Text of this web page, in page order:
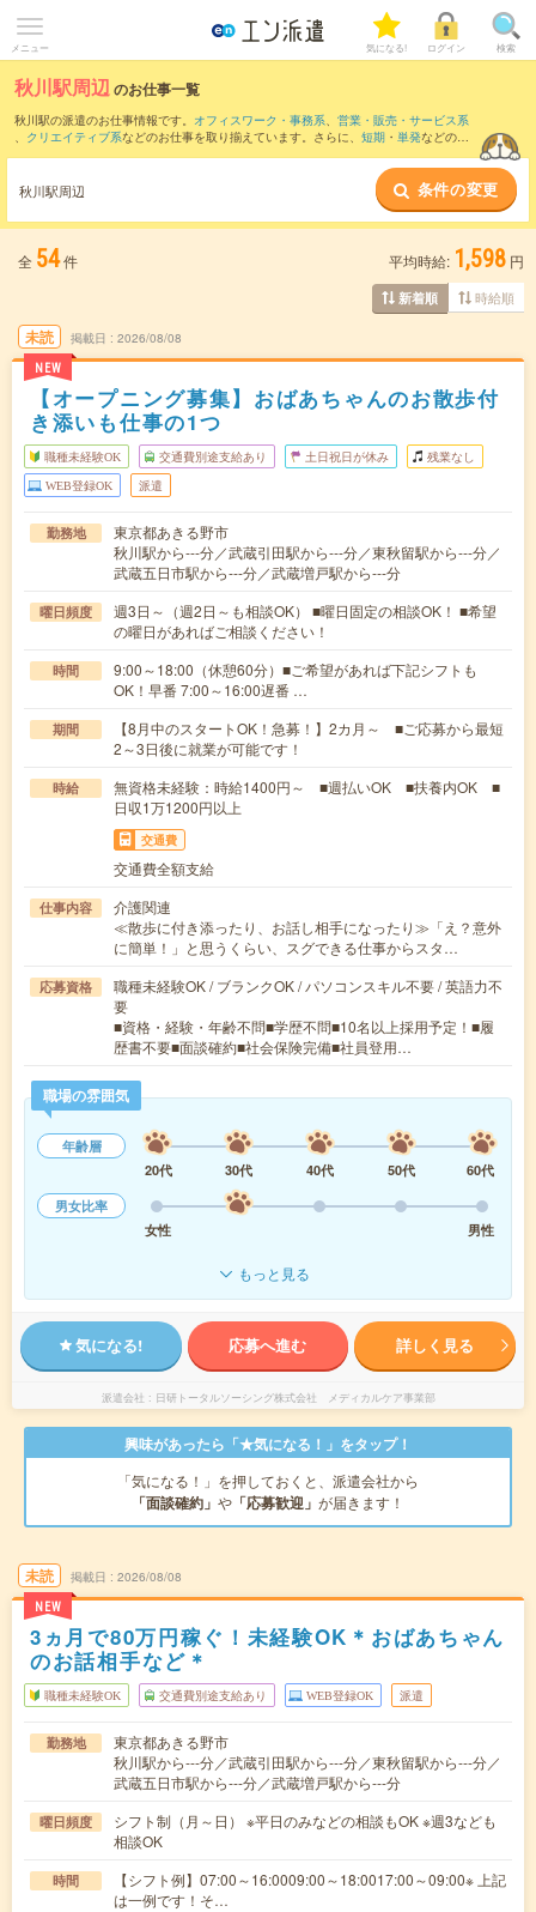
メニュー 気になる! ログイン 検索
秋川駅周辺のお仕事一覧
秋川駅の派遣のお仕事情報です。 オフィスワーク・事務系、 営業・販売・サービス系
、 クリエイティブ系などのお仕事を取り揃えています。さらに、 短期 ・ 単発などの期
また、立川駅 立川北駅
など近隣駅のお仕
事もご確認いただけます。
秋川駅周辺 条件の変更
全 54件 平均時給: 1,598 円
新着順 時給順
未読
NEW
掲載日 2026/08/08
【オープニング募集】おばあちゃんのお散歩付
き添いも仕事の1つ
職種未経験OK 交通費別途支給あり 土日祝日が休み 残業なし
WEB登録OK 派遣
勤務地
東京都あきる野市
秋川駅から---分／武蔵引田駅から---分／東秋留駅から---分／
武蔵五日市駅から---分／武蔵増戸駅から---分
曜日頻度
週3日～（週2日～も相談OK） ■曜日固定の相談OK！ ■希望
の曜日があればご相談ください！
時間
9:00～18:00（休憩60分）■ご希望があれば下記シフトも
OK！早番 7:00～16:00遅番 …
期間
【8月中のスタートOK！急募！】2カ月～ ■ご応募から最短
2～3日後に就業が可能です！
時給
無資格未経験：時給1400円～ ■週払いOK ■扶養内OK ■
日収1万1200円以上
交通費
交通費全額支給
仕事内容
介護関連
≪散歩に付き添ったり、お話し相手になったり≫「え？意外
に簡単！」と思うくらい、スグできる仕事からスタ…
応募資格
職種未経験OK / ブランクOK / パソコンスキル不要 / 英語力不
要
■資格・経験・年齢不問■学歴不問■10名以上採用予定！■履
歴書不要■面談確約■社会保険完備■社員登用…
職場の雰囲気
年齢層
20代
30代 40代 50代
60代
男女比率
女性
男性
もっと見る
気になる! 応募へ進む 詳しく見る
派遣会社 日研トータルソーシング株式会社 メディカルケア事業部
興味があったら「★気になる！」をタップ！
「気になる！」を押しておくと、派遣会社から
「面談確約」 や 「応募歓迎」 が届きます！
未読
NEW
掲載日 2026/08/08
3ヵ月で80万円稼ぐ！未経験OK＊おばあちゃん
のお話相手など＊
職種未経験OK 交通費別途支給あり WEB登録OK 派遣
勤務地
東京都あきる野市
秋川駅から---分／武蔵引田駅から---分／東秋留駅から---分／
武蔵五日市駅から---分／武蔵増戸駅から---分
曜日頻度
シフト制（月～日） ※平日のみなどの相談もOK ※週3なども
相談OK
時間
【シフト例】07:00～16:0009:00～18:0017:00～09:00※ 上記
は一例です！そ…